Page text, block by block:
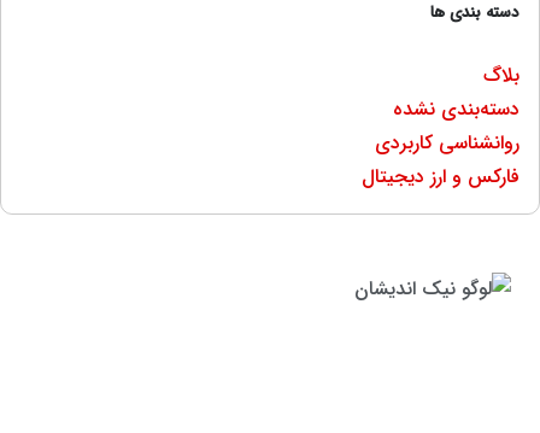
دسته بندی ها
بلاگ
دسته‌بندی نشده
روانشناسی کاربردی
فارکس و ارز دیجیتال